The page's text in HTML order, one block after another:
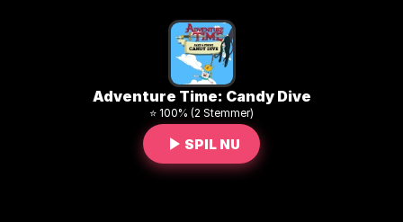
Adventure Time: Candy Dive
⭐ 100% (2 Stemmer)
SPIL NU